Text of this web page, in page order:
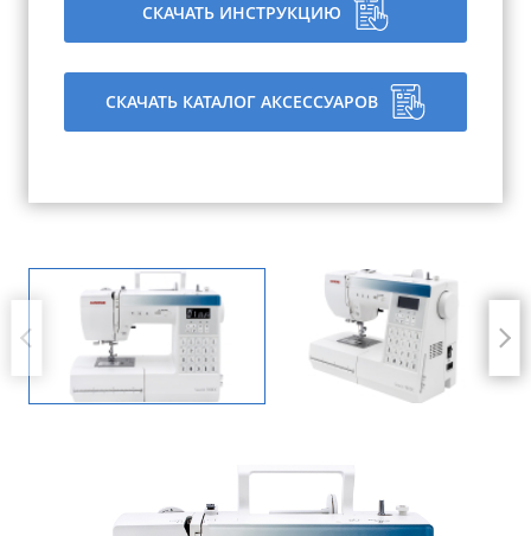
СКАЧАТЬ ИНСТРУКЦИЮ
СКАЧАТЬ КАТАЛОГ АКСЕССУАРОВ